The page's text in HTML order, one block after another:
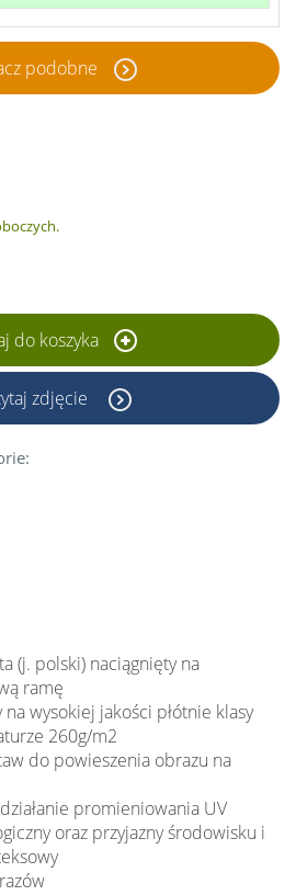
podobne
do koszyka
zdjęcie
(j. polski) naciągnięty na
ramę
wysokiej jakości płótnie klasy
260g/m2
do powieszenia obrazu na
promieniowania UV
oraz przyjazny środowisku i